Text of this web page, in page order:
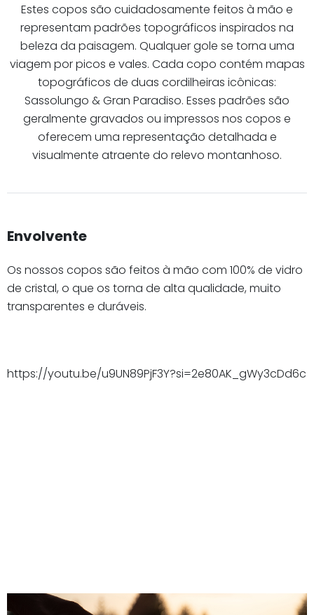
Estes copos são cuidadosamente feitos à mão e
representam padrões topográficos inspirados na
beleza da paisagem. Qualquer gole se torna uma
viagem por picos e vales. Cada copo contém mapas
topográficos de duas cordilheiras icônicas:
Sassolungo & Gran Paradiso. Esses padrões são
geralmente gravados ou impressos nos copos e
oferecem uma representação detalhada e
visualmente atraente do relevo montanhoso.
Envolvente
Os nossos copos são feitos à mão com 100% de vidro
de cristal, o que os torna de alta qualidade, muito
transparentes e duráveis.
https://youtu.be/u9UN89PjF3Y?si=2e80AK_gWy3cDd6c